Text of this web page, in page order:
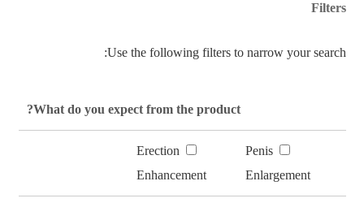
Filters
Use the following filters to narrow your search:
What do you expect from the product?
Penis
Enlargement
Erection
Enhancement